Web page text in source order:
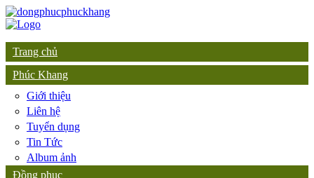
Trang chủ
Phúc Khang
Giới thiệu
Liên hệ
Tuyển dụng
Tin Tức
Album ảnh
Đồng phục